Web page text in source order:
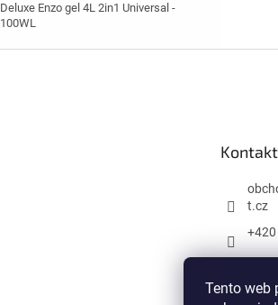
Tento web
Deluxe Enzo gel 4L 2in1 Universal -
100WL
Kontakt
t.cz